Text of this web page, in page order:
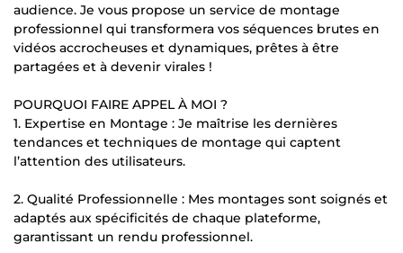
audience. Je vous propose un service de montage
professionnel qui transformera vos séquences brutes en
vidéos accrocheuses et dynamiques, prêtes à être
partagées et à devenir virales !
POURQUOI FAIRE APPEL À MOI ?
1. Expertise en Montage : Je maîtrise les dernières
tendances et techniques de montage qui captent
l’attention des utilisateurs.
2. Qualité Professionnelle : Mes montages sont soignés et
adaptés aux spécificités de chaque plateforme,
garantissant un rendu professionnel.